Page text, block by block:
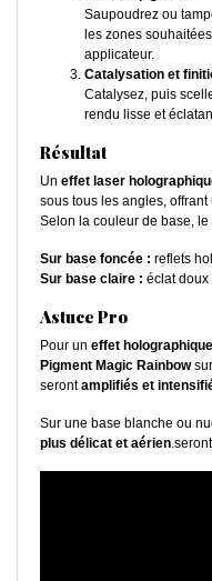
Saupoudrez ou
les zones souhaitées
applicateur.
Catalysation et
Catalysez, puis
rendu lisse et
Résultat
Un effet laser
sous tous les angles, offrant
Selon la couleur de base, le
Sur base foncée : reflets
Sur base claire : éclat doux
Astuce Pro
Pour un effet
Pigment Magic Rainbow
serontamplifiés et
Sur une base blanche ou
plus délicat et aérien